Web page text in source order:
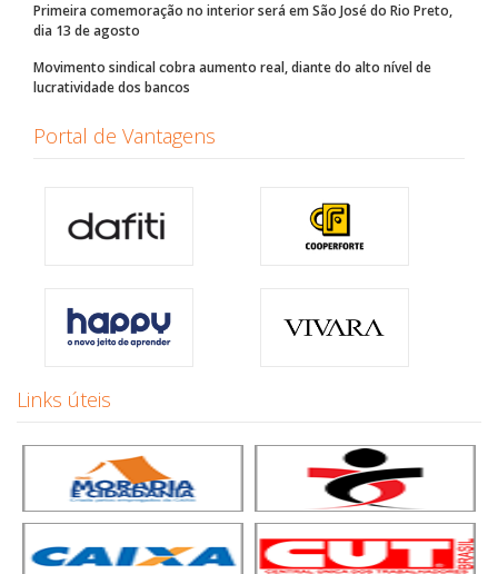
Primeira comemoração no interior será em São José do Rio Preto,
dia 13 de agosto
Movimento sindical cobra aumento real, diante do alto nível de
lucratividade dos bancos
Portal de Vantagens
Links úteis